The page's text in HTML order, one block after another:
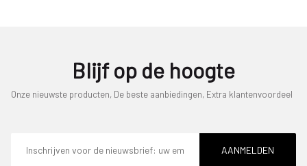
Blijf op de hoogte
Onze nieuwste producten, De beste aanbiedingen, Extra klantenvoordeel
mailadres
AANMELDEN